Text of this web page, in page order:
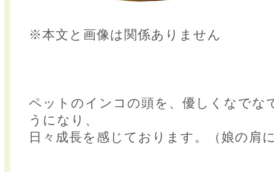
※本文と画像は関係ありません
ペットのインコの頭を、優しくなでな
うになり、
日々成長を感じております。（娘の肩